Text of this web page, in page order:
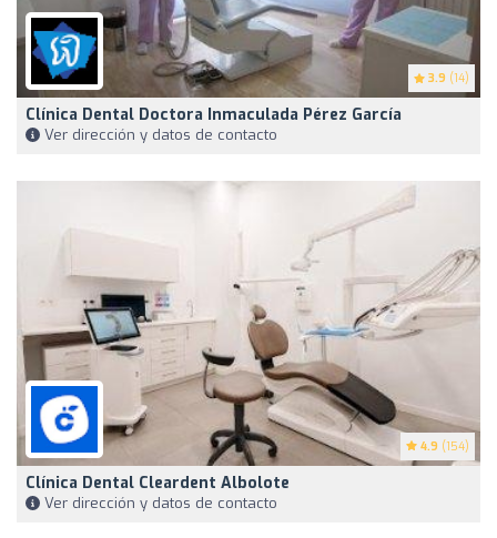
3.9 (14)
Clínica Dental Doctora Inmaculada Pérez García
Ver dirección y datos de contacto
4.9 (154)
Clínica Dental Cleardent Albolote
Ver dirección y datos de contacto